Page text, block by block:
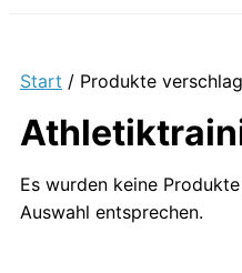
Start / Produkte
Es wurden keine
Auswahl entsprechen.